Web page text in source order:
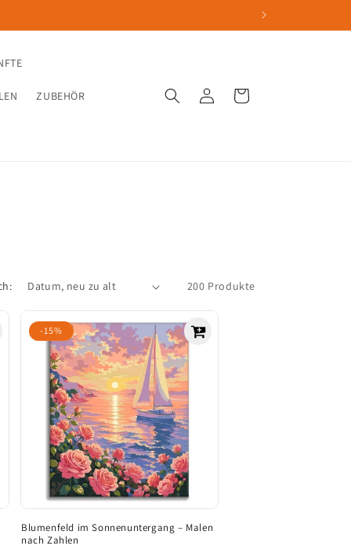
ZUBEHÖR EinloggenWarenkorb
200 Produkte
-15%
Blumenfeld im Sonnenuntergang – Malen
nach Zahlen